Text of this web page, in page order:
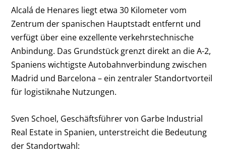
Alcalá de Henares liegt etwa 30 Kilometer vom
Zentrum der spanischen Hauptstadt entfernt und
verfügt über eine exzellente verkehrstechnische
Anbindung. Das Grundstück grenzt direkt an die A-2,
Spaniens wichtigste Autobahnverbindung zwischen
Madrid und Barcelona – ein zentraler Standortvorteil
für logistiknahe Nutzungen.
Sven Schoel, Geschäftsführer von Garbe Industrial
Real Estate in Spanien, unterstreicht die Bedeutung
der Standortwahl: